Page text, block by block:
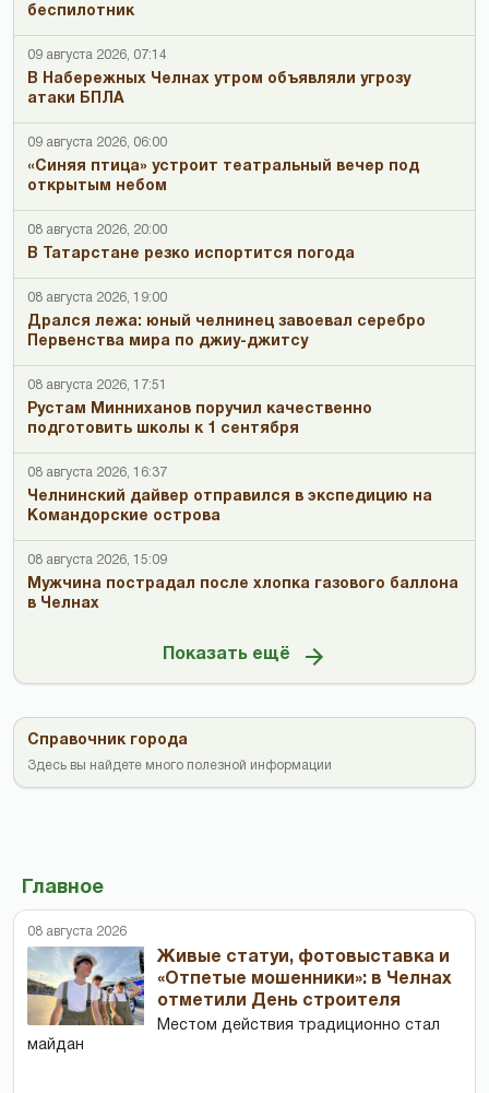
беспилотник
09 августа 2026, 07:14
В Набережных Челнах утром объявляли угрозу
атаки БПЛА
09 августа 2026, 06:00
«Синяя птица» устроит театральный вечер под
открытым небом
08 августа 2026, 20:00
В Татарстане резко испортится погода
08 августа 2026, 19:00
Дрался лежа: юный челнинец завоевал серебро
Первенства мира по джиу-джитсу
08 августа 2026, 17:51
Рустам Минниханов поручил качественно
подготовить школы к 1 сентября
08 августа 2026, 16:37
Челнинский дайвер отправился в экспедицию на
Командорские острова
08 августа 2026, 15:09
Мужчина пострадал после хлопка газового баллона
в Челнах
Показать ещё
Справочник города
Здесь вы найдете много полезной информации
Главное
08 августа 2026
Живые статуи, фотовыставка и
«Отпетые мошенники»: в Челнах
отметили День строителя
Местом действия традиционно стал
майдан